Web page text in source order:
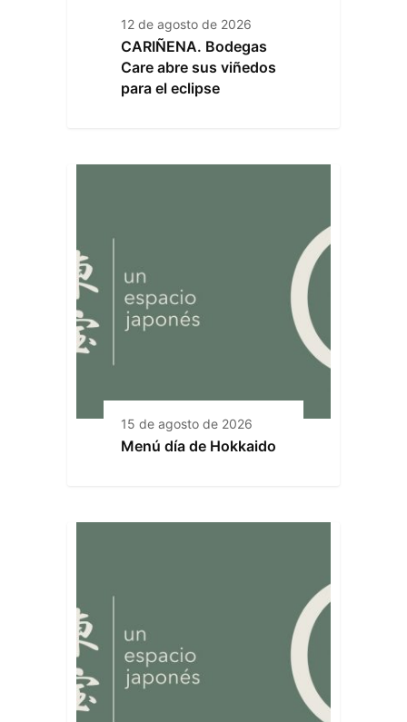
12 de agosto de 2026
CARIÑENA. Bodegas
Care abre sus viñedos
para el eclipse
15 de agosto de 2026
Menú día de Hokkaido